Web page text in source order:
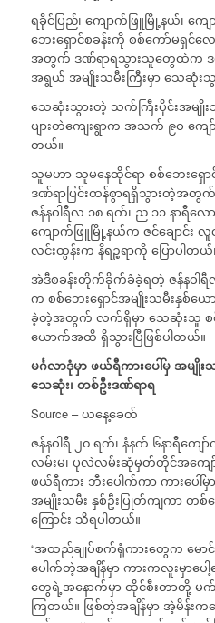
ရခိုင်ပြည်၊ ကျောက်ဖြူမြို့နယ်၊ ကျ
ဘေးရှောင်စခန်းကို စစ်ကော်မရှင်
အတွက် ဒဏ်ရာရသွားသူတွေထဲက ဒ
အရွယ် အမျိုးသမီးကြီးမှာ သေဆုံး
သေဆုံးသွားတဲ့ သက်ကြီးပိုင်းအမျိုး
ပျားတဲကျေးရွာက အသက် ၉ဝ ကျေ
တယ်။
သူမဟာ သူမနေထိုင်ရာ စစ်ဘေးရှော
ဒဏ်ရာပြင်းထန်စွာရရှိသွားတဲ့အ
ဇန်နဝါရီလ ၁၈ ရက်၊ ည ၁၁ နာရီ
ကျောက်ဖြူမြို့နယ်က ဇင်ချောင်း
လင်းထွန်းက နိရဉ္စရာကို ပြောပါတယ်
အဲဒီစခန်းတိုက်ခိုက်ခံခဲ့ရတဲ့ ဇန်နဝါ
က စစ်ဘေးရှောင်အမျိုးသမီးနှစ်ယေ
ခဲ့တဲ့အတွက် လက်ရှိမှာ သေဆုံးသူ စစ်
ယောက်အထိ ရှိသွားပြီဖြစ်ပါတယ်။
မင်္ဂလာဒုံမှာ ဖယ်ရီကားပေါ်မှ အမျိုး
သေဆုံး၊ တစ်ဦးဒဏ်ရာရ
Source – ယနေ့ခေတ်
ဇန်နဝါရီ ၂၀ ရက်၊ နံနက် ၆နာရီကျ
လမ်းမ၊ ပုလဲလမ်းဆုံမှတ်တိုင်အကျေ
ဖယ်ရီကား ဘီးပေါက်ကာ ကားပေ
အမျိုးသမီး နှစ်ဦးပြုတ်ကျကာ တစ်
ကြောင်း သိရပါတယ်။
“အထည်ချုပ်စက်ရုံကားတွေက မောင်
ပေါက်တဲ့အချိန်မှာ ကားကလူးမှာပေ
တွေရဲ့အနောက်မှာ ထိုင်စီးတာတို့ မ
ကြတယ်။ ဖြစ်တဲ့အချိန်မှာ အဲ့မိန်းက